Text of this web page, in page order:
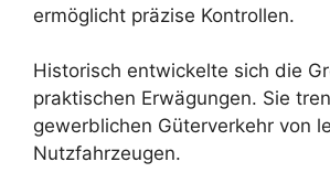
ermöglicht präzise Kontrollen.
Historisch entwickelte sich die
praktischen Erwägungen. Sie
gewerblichen Güterverkehr von
Nutzfahrzeugen.